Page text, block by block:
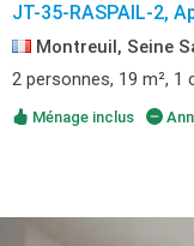
JT-35-RASPAIL-2,
Montreuil, Seine
2 personnes, 19 m², 1
Ménage inclus